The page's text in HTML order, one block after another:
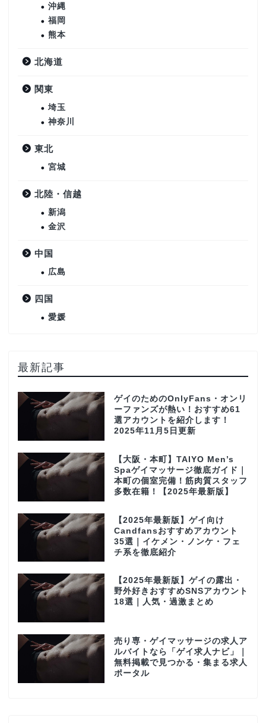
沖縄
福岡
熊本
北海道
関東
埼玉
神奈川
東北
宮城
北陸・信越
新潟
金沢
中国
広島
四国
愛媛
最新記事
ゲイのためのOnlyFans・オンリ
ーファンズが熱い！おすすめ61
選アカウントを紹介します！
2025年11月5日更新
【大阪・本町】TAIYO Men’s
Spaゲイマッサージ徹底ガイド｜
本町の個室完備！筋肉質スタッフ
多数在籍！【2025年最新版】
【2025年最新版】ゲイ向け
Candfansおすすめアカウント
35選｜イケメン・ノンケ・フェ
チ系を徹底紹介
【2025年最新版】ゲイの露出・
野外好きおすすめSNSアカウント
18選｜人気・過激まとめ
売り専・ゲイマッサージの求人ア
ルバイトなら「ゲイ求人ナビ」｜
無料掲載で見つかる・集まる求人
ポータル